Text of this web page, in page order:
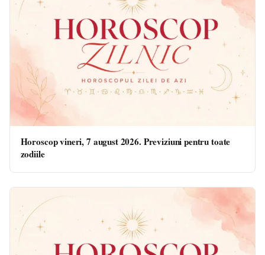
Horoscop vineri, 7 august 2026. Previziuni pentru toate
zodiile